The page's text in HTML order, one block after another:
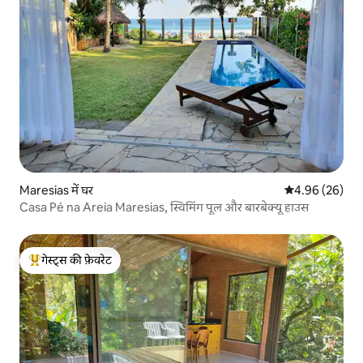
Maresias में घर औसत रेटिंग 5 में
4.96 (26)
Casa Pé na Areia Maresias, स्विमिंग पूल और बारबेक्यू हाउस
गेस्ट्स का टॉप फ़ेवरेट
गेस्ट्स की फ़ेवरेट